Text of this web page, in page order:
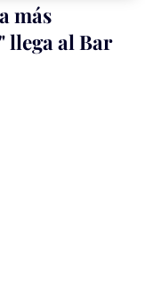
más
llega al Bar